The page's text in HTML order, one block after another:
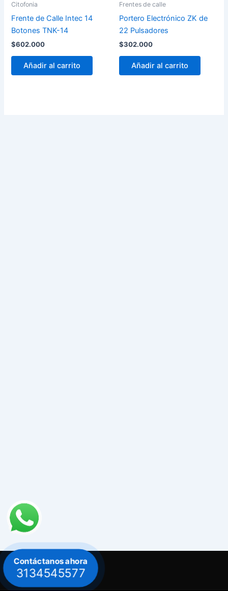
Citofonia
Frente de Calle Intec 14
Botones TNK-14
$602.000
Añadir al carrito
Frentes de calle
Portero Electrónico ZK de
22 Pulsadores
$302.000
Añadir al carrito
Contáctanos ahora
3134545577